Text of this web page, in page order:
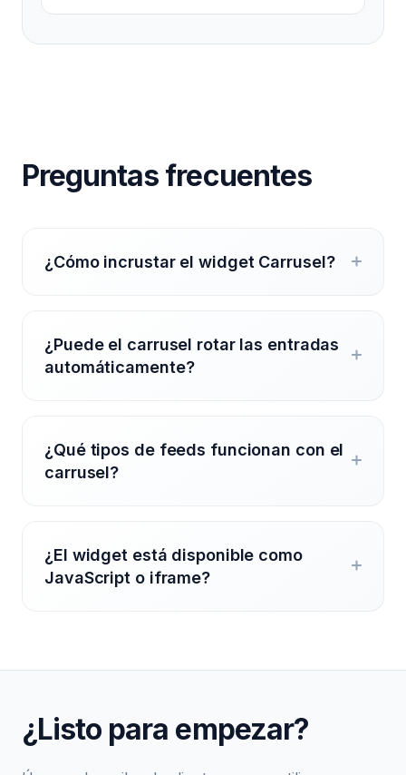
Preguntas frecuentes
¿Cómo incrustar el widget Carrusel?
¿Puede el carrusel rotar las entradas
automáticamente?
¿Qué tipos de feeds funcionan con el
carrusel?
¿El widget está disponible como
JavaScript o iframe?
¿Listo para empezar?